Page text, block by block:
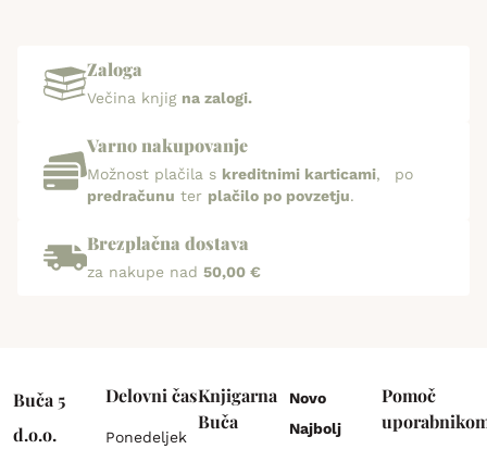
Zaloga
Večina knjig na zalogi.
Varno nakupovanje
Možnost plačila s kreditnimi karticami, po
predračunu ter plačilo po povzetju.
Brezplačna dostava
za nakupe nad 50,00 €
Buča 5
d.o.o.
Delovni čas
Ponedeljek
Knjigarna
Buča
Novo
Najbolj
Pomoč